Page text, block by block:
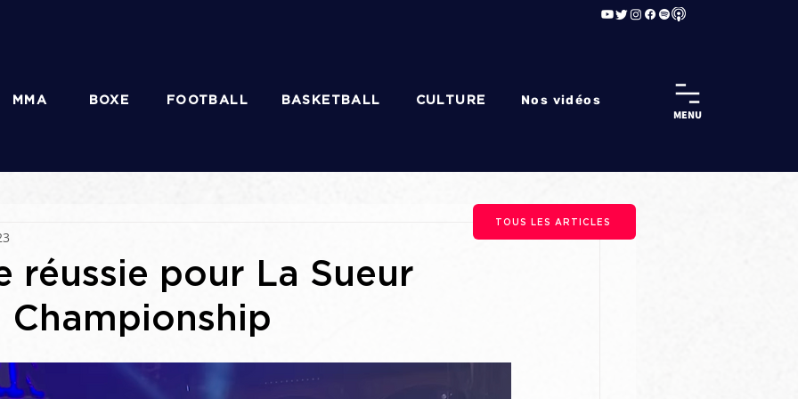
MMA BOXE FOOTBALL BASKETBALL CULTURE Nos vidéos
MENU
réussie pour La Sueur
TOUS LES ARTICLES